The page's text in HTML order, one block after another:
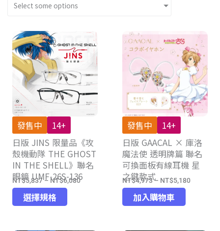
Select some options
發售中
14+
日版 JINS 限量品《攻
殼機動隊 THE GHOST
IN THE SHELL》聯名
眼鏡 UMF-26S-136
NT$5,837 – NT$6,080價
選擇規格
產
發售中
14+
日版 GAACAL × 庫洛
魔法使 透明牌篇 聯名
可換面板有線耳機 星
之鍵款式
NT$4,973– NT$5,180價
加入購物車